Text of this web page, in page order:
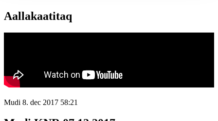
Aallakaatitaq
Mudi 8. dec 2017 58:21